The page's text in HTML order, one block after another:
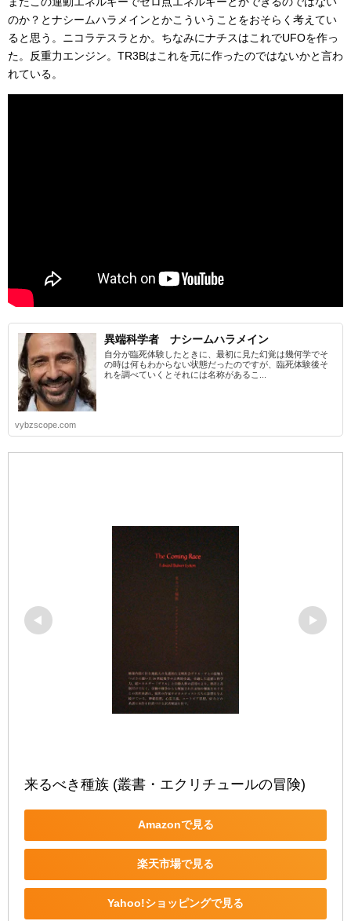
のか？とナシームハラメインとかこういうことをおそらく考えてい
ると思う。ニコラテスラとか。ちなみにナチスはこれでUFOを作っ
た。反重力エンジン。TR3Bはこれを元に作ったのではないかと言わ
れている。
異端科学者 ナシームハラメイン
自分が臨死体験したときに、最初に見た幻覚は幾何学でそ
の時は何もわからない状態だったのですが、臨死体験後そ
れを調べていくとそれには名称があるこ...
vybzscope.com
来るべき種族 (叢書・エクリチュールの冒険)
Amazonで見る
楽天市場で見る
Yahoo!ショッピングで見る